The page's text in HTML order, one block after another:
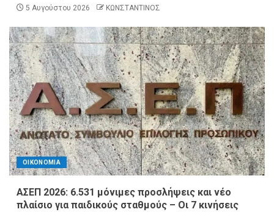
5 Αυγούστου 2026 ΚΩΝΣΤΑΝΤΙΝΟΣ
ΟΙΚΟΝΟΜΙΑ
ΑΣΕΠ 2026: 6.531 μόνιμες προσλήψεις και νέο
πλαίσιο για παιδικούς σταθμούς – Οι 7 κινήσεις